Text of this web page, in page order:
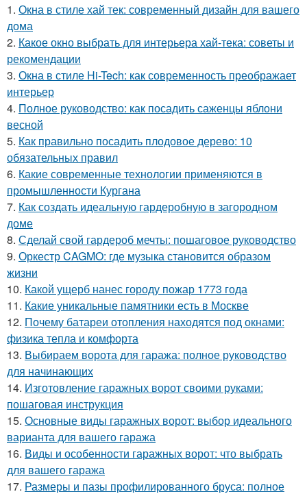
1. Окна в стиле хай тек: современный дизайн для вашего
дома
2. Какое окно выбрать для интерьера хай-тека: советы и
рекомендации
3. Окна в стиле Hi-Tech: как современность преображает
интерьер
4. Полное руководство: как посадить саженцы яблони
весной
5. Как правильно посадить плодовое дерево: 10
обязательных правил
6. Какие современные технологии применяются в
промышленности Кургана
7. Как создать идеальную гардеробную в загородном
доме
8. Сделай свой гардероб мечты: пошаговое руководство
9. Оркестр CAGMO: где музыка становится образом
жизни
10. Какой ущерб нанес городу пожар 1773 года
11. Какие уникальные памятники есть в Москве
12. Почему батареи отопления находятся под окнами:
физика тепла и комфорта
13. Выбираем ворота для гаража: полное руководство
для начинающих
14. Изготовление гаражных ворот своими руками:
пошаговая инструкция
15. Основные виды гаражных ворот: выбор идеального
варианта для вашего гаража
16. Виды и особенности гаражных ворот: что выбрать
для вашего гаража
17. Размеры и пазы профилированного бруса: полное